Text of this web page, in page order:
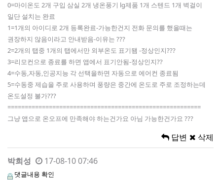
0=마이온도 2개 구입 삼실 2개 냉온풍기 lg제품 1개 스텐드 1개 벽걸이
일단 설치는 완료
1=1개의 아이디로 2개 등록완료-가능한건지 전화 문의를 했을때는
권장하지 않음이라고 안내받음-이유는 ???
2=2개의 탭중 1개의 탭에서만 외부온도 표기됌 -정상인지???
3=리모컨으로 종료를 하면 앱에서 표기안됨-정상인지??
4=수동,자동,인공지능 각 선택을하면 자동으로 에어컨 종료됨
5=수동중 제습을 주로 사용하며 풍량은 중간에 온도로 주로 조정하는데
온도설정 불가???
========================================================
그냥 앱으로 온오프에 만족해야 하는건가요 아님 가능한건가요 ???
답변 삭제
박희성 17-08-10 07:46
댓글내용 확인